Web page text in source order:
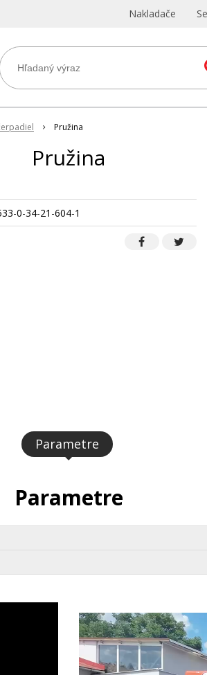
Nakladače
Pružina
Pružina
0-34-21-604-1
Parametre
Parametre